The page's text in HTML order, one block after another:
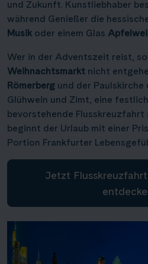
und Zukunft. Kunstliebhaber
während Genießer die
Musikoder einem Glas
Wer in der Adventszeit reist,
Weihnachtsmarkt nicht
Römerberg und der
Glühwein und Zimt, eine
bevorstehende Flusskreuzfahrt
beginnt der Urlaub mit einer
Portion Frankfurter
Jetzt